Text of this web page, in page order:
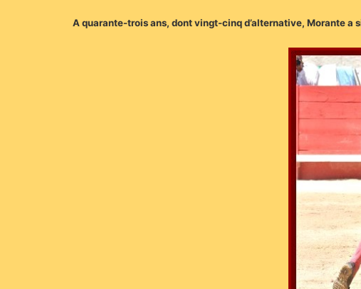
A quarante-trois ans, dont vingt-cinq d’alternative, Morante a